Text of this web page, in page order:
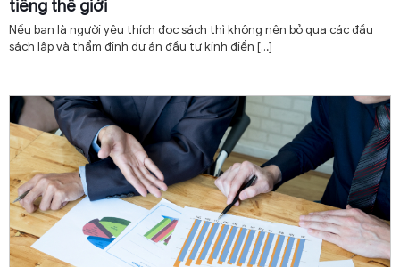
tiếng thế giới
Nếu bạn là người yêu thích đọc sách thì không nên bỏ qua các đầu
sách lập và thẩm định dự án đầu tư kinh điển […]